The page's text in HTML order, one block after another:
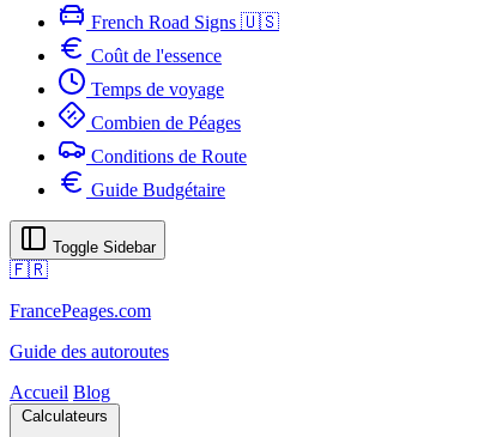
French Road Signs 🇺🇸
Coût de l'essence
Temps de voyage
Combien de Péages
Conditions de Route
Guide Budgétaire
Toggle Sidebar
🇫🇷
FrancePeages.com
Guide des autoroutes
Accueil Blog
Calculateurs